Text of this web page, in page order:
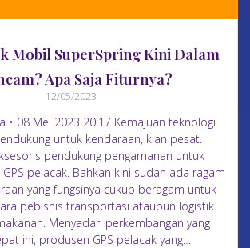
Mobil SuperSpring Kini Dalam
Apa Saja Fiturnya?
12/05/2023
• 08 Mei 2023 20:17 Kemajuan teknologi
untuk kendaraan, kian pesat.
pendukung pengamanan untuk
pelacak. Bahkan kini sudah ada ragam
yang fungsinya cukup beragam untuk
pebisnis transportasi ataupun logistik
Menyadari perkembangan yang
ini, produsen GPS pelacak yang…